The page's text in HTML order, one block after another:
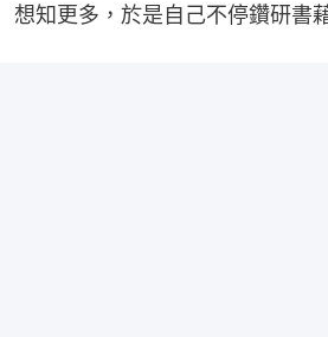
想知更多，於是自己不停鑽研書